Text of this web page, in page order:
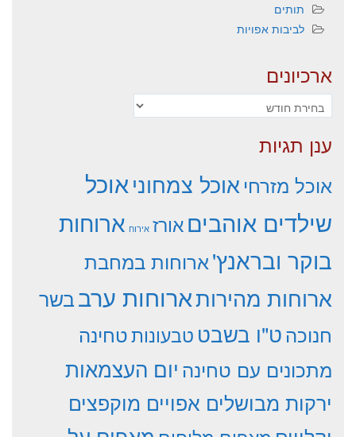
תותים
לביבות אפויות
ארכיונים
ארכיונים
ענן תגיות
אוכל מזרחיאוכל צמחוניאוכל
שילדים אוהביםאורז אירוח ארוחות
בוקר ובראנץ'ארוחות במחבת
ארוחות מהירותארוחות ערבבשר
חנוכהט"ו בשבט טבעונותטחינה
מתכונים עם טחינה יום העצמאות
ירקות מבושלים אפויים מוקפצים